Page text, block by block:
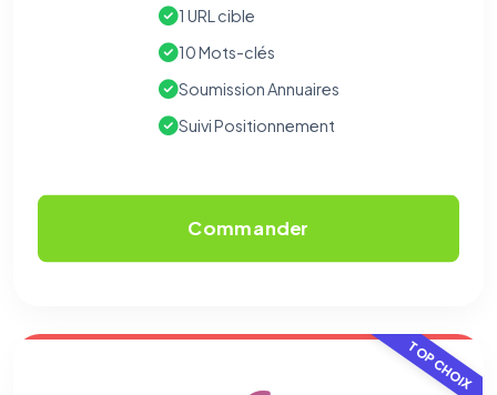
1 URL cible
10 Mots-clés
Soumission Annuaires
Suivi Positionnement
Commander
TOP CHOIX